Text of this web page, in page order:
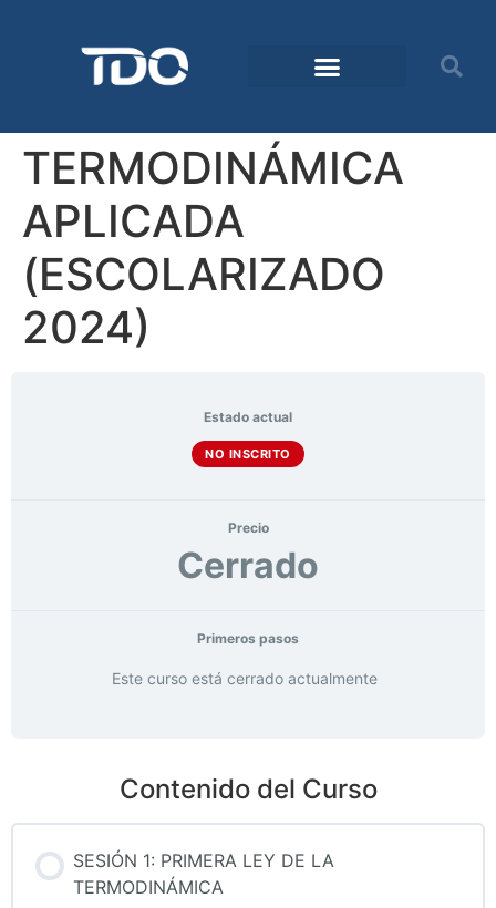
TERMODINÁMICA
APLICADA
(ESCOLARIZADO
2024)
Estado actual
NO INSCRITO
Precio
Cerrado
Primeros pasos
Este curso está cerrado actualmente
Contenido del Curso
SESIÓN 1: PRIMERA LEY DE LA
TERMODINÁMICA